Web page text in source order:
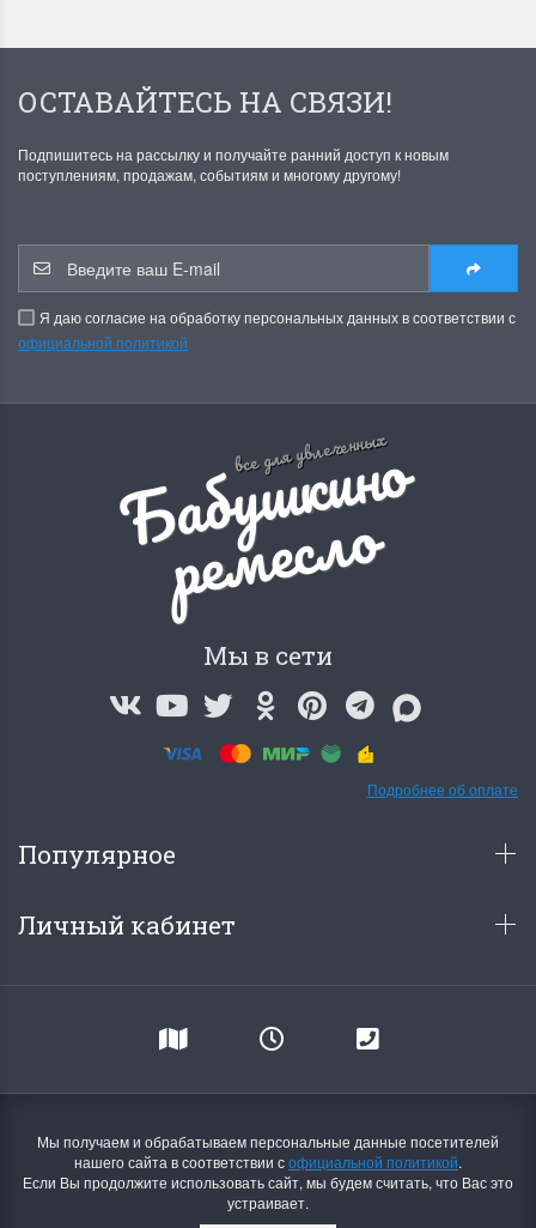
ОСТАВАЙТЕСЬ НА СВЯЗИ!
Подпишитесь на рассылку и получайте ранний доступ к новым
поступлениям, продажам, событиям и многому другому!
Я даю согласие на обработку персональных данных в соответствии с
официальной политикой
все для увлеченных
Б
а
б
у
ш
к
и
н
о
р
е
м
е
с
л
о
Мы в сети
Подробнее об оплате
Популярное
Личный кабинет
Мы получаем и обрабатываем персональные данные посетителей
нашего сайта в соответствии софициальной политикой.
Если Вы продолжите использовать сайт, мы будем считать, что Вас это
устраивает.